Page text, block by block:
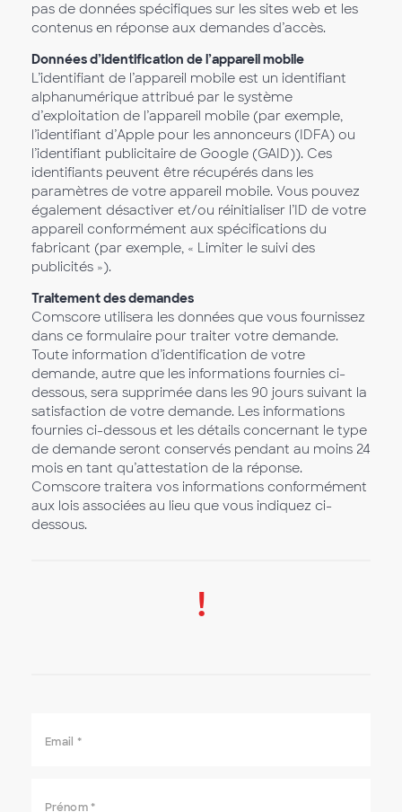
pas de données spécifiques sur les sites web et les
contenus en réponse aux demandes d’accès.
Données d’identification de l’appareil mobile
L’identifiant de l’appareil mobile est un identifiant
alphanumérique attribué par le système
d’exploitation de l’appareil mobile (par exemple,
l’identifiant d’Apple pour les annonceurs (IDFA) ou
l’identifiant publicitaire de Google (GAID)). Ces
identifiants peuvent être récupérés dans les
paramètres de votre appareil mobile. Vous pouvez
également désactiver et/ou réinitialiser l’ID de votre
appareil conformément aux spécifications du
fabricant (par exemple, « Limiter le suivi des
publicités »).
Traitement des demandes
Comscore utilisera les données que vous fournissez
dans ce formulaire pour traiter votre demande.
Toute information d’identification de votre
demande, autre que les informations fournies ci-
dessous, sera supprimée dans les 90 jours suivant la
satisfaction de votre demande. Les informations
fournies ci-dessous et les détails concernant le type
de demande seront conservés pendant au moins 24
mois en tant qu’attestation de la réponse.
Comscore traitera vos informations conformément
aux lois associées au lieu que vous indiquez ci-
dessous.
!
Email *
Prénom *